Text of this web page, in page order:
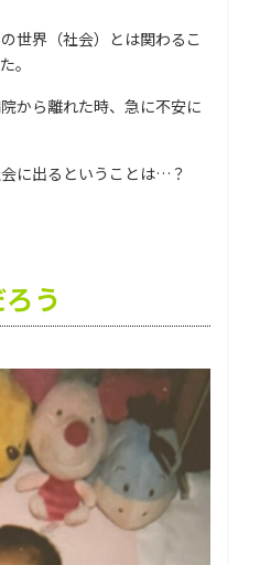
世界（社会）とは関わるこ
。
から離れた時、急に不安に
に出るということは…？
う